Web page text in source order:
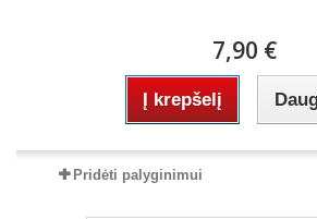
7,90 €
Į krepšelį
Pridėti palyginimui